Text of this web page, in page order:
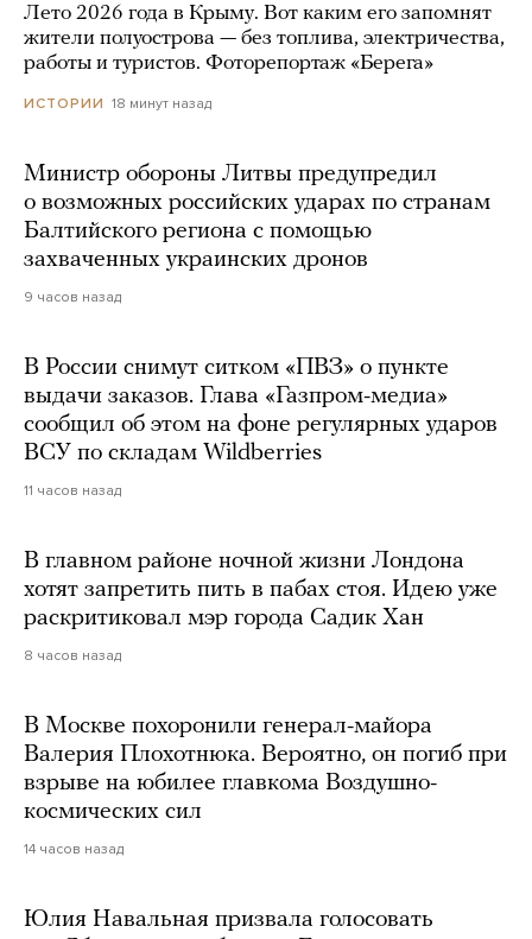
Лето 2026 года в Крыму. Вот каким его запомнят
жители полуострова — без топлива, электричества,
работы и туристов. Фоторепортаж «Берега»
ИСТОРИИ 18 минут назад
Министр обороны Литвы предупредил
о возможных российских ударах по странам
Балтийского региона с помощью
захваченных украинских дронов
9 часов назад
В России снимут ситком «ПВЗ» о пункте
выдачи заказов. Глава «Газпром-медиа»
сообщил об этом на фоне регулярных ударов
ВСУ по складам Wildberries
11 часов назад
В главном районе ночной жизни Лондона
хотят запретить пить в пабах стоя. Идею уже
раскритиковал мэр города Садик Хан
8 часов назад
В Москве похоронили генерал-майора
Валерия Плохотнюка. Вероятно, он погиб при
взрыве на юбилее главкома Воздушно-
космических сил
14 часов назад
Юлия Навальная призвала голосовать